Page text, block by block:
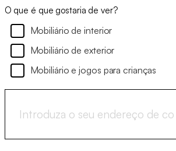
O que é que gostaria de ver?
Mobiliário de interior
Mobiliário de exterior
Mobiliário e jogos para crianças